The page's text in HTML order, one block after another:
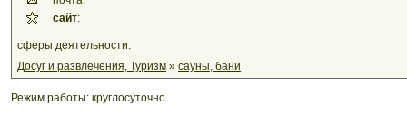
сайт:
сферы деятельности:
Досуг и развлечения, Туризм » сауны, бани
Режим работы: круглосуточно